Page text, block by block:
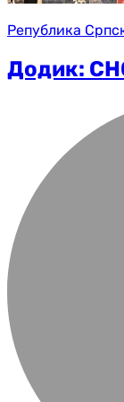
Република
Додик: